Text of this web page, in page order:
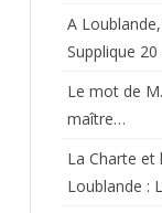
A
Supplique
Le mot de
maître…
La Charte et
Loublande :